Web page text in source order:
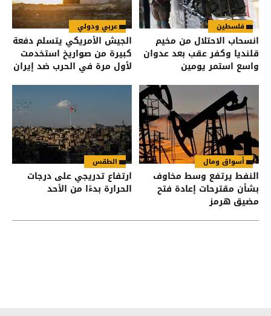
فلسطين
انسحاب الاحتلال من مخيم
قلنديا وكفر عقب بعد عدوان
واسع استمر يومين
عربي ودولي
الجيش الأمريكي يتسلم دفعة
كبيرة من صواريخ استخدمت
لأول مرة في الحرب ضد إيران
أسواق ومال
النفط يرتفع وسط مخاوف
بشأن مقترحات إعادة فتح
مضيق هرمز
الطقس
ارتفاع تدريجي على درجات
الحرارة بدءًا من الأحد